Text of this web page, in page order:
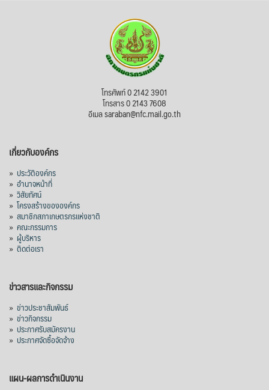
โทรศัพท์ 0 2142 3901
โทรสาร 0 2143 7608
อีเมล saraban@nfc.mail.go.th
เกี่ยวกับองค์กร
» ประวัติองค์กร
» อำนาจหน้าที่
» วิสัยทัศน์
» โครงสร้างขององค์กร
» สมาชิกสภาเกษตรกรแห่งชาติ
» คณะกรรมการ
» ผู้บริหาร
» ติดต่อเรา
ข่าวสารและกิจกรรม
» ข่าวประชาสัมพันธ์
» ข่าวกิจกรรม
» ประกาศรับสมัครงาน
» ประกาศจัดซื้อจัดจ้าง
แผน-ผลการดำเนินงาน